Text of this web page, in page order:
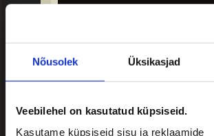
Nõusolek Üksikasjad
Veebilehel on kasutatud küpsiseid.
Kasutame küpsiseid sisu ja reklaamide
Piirissaare reis: kultuuripärand ja
vanausuliste elulaad – 6.
september 2026
Soome loodusreis! Korkeasaari